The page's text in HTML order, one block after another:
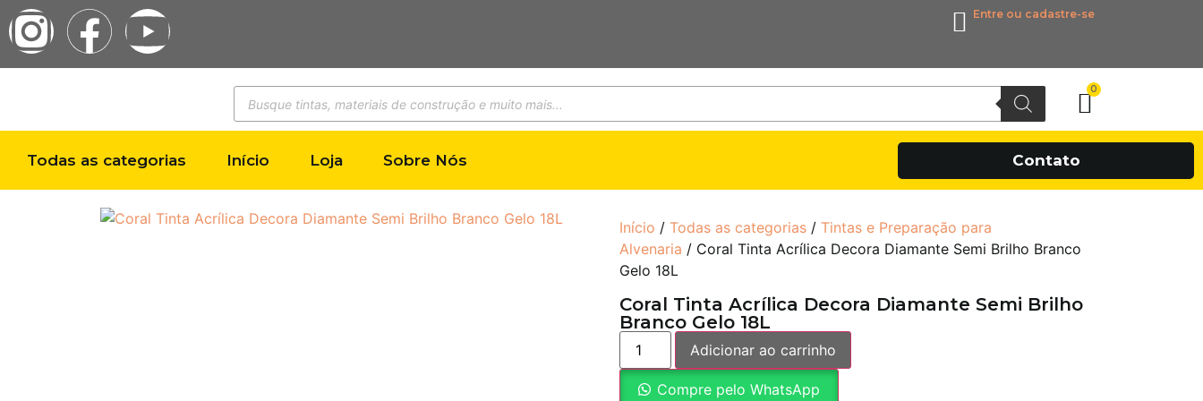
Entre ou cadastre-se
0
Todas as categorias Início Loja Sobre Nós Contato
Início / Todas as categorias / Tintas e Preparação para
Alvenaria / Coral Tinta Acrílica Decora Diamante Semi Brilho Branco
Gelo 18L
Coral Tinta Acrílica Decora Diamante Semi Brilho
Branco Gelo 18L
Adicionar ao carrinho
Compre pelo WhatsApp